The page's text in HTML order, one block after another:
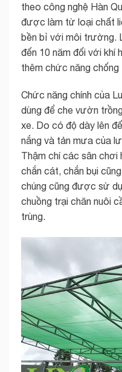
theo công nghệ Hàn
được làm từ loại chất
bền bỉ với môi trường.
đến 10 năm đối với khí
thêm chức năng chống
Chức năng chính của
dùng để che vườn
xe. Do có độ dày lên
nắng và tản mưa của
Thậm chí các sân chơi
chắn cát, chắn bụi
chúng cũng được sử
chuồng trại chăn nuôi
trùng.